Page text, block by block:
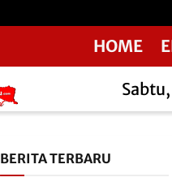
HOME
BERITA TERBARU